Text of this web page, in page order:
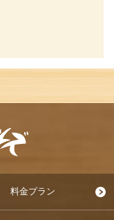
料金プラン